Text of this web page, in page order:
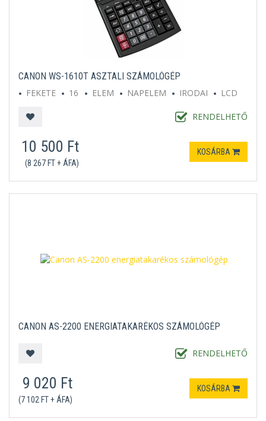
CANON WS-1610T ASZTALI SZÁMOLÓGÉP
FEKETE
16 ELEM NAPELEM IRODAI LCD
RENDELHETŐ
10 500 Ft
(8 267 FT + ÁFA)
KOSÁRBA
CANON AS-2200 ENERGIATAKARÉKOS SZÁMOLÓGÉP
RENDELHETŐ
9 020 Ft
(7 102 FT + ÁFA)
KOSÁRBA